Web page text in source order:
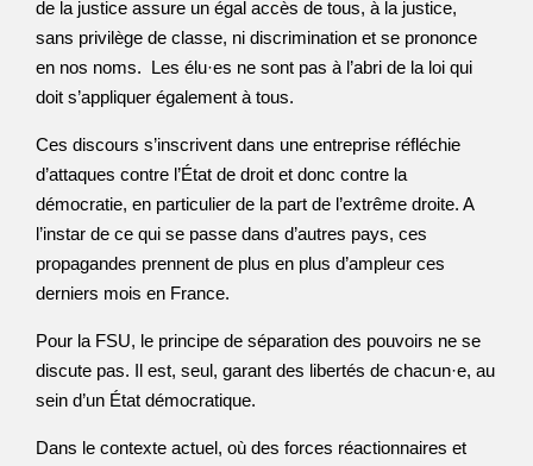
de la justice assure un égal accès de tous, à la justice,
sans privilège de classe, ni discrimination et se prononce
en nos noms. Les élu·es ne sont pas à l’abri de la loi qui
doit s’appliquer également à tous.
Ces discours s’inscrivent dans une entreprise réfléchie
d’attaques contre l’État de droit et donc contre la
démocratie, en particulier de la part de l’extrême droite. A
l’instar de ce qui se passe dans d’autres pays, ces
propagandes prennent de plus en plus d’ampleur ces
derniers mois en France.
Pour la FSU, le principe de séparation des pouvoirs ne se
discute pas. Il est, seul, garant des libertés de chacun·e, au
sein d’un État démocratique.
Dans le contexte actuel, où des forces réactionnaires et